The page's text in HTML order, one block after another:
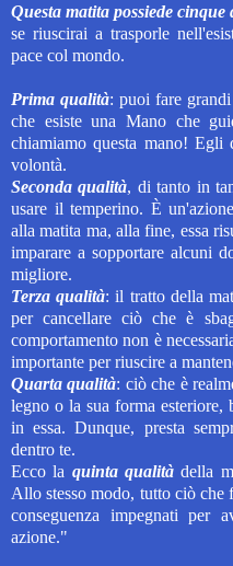
Questa matita possiede cinque
se riuscirai a trasporle
pace col mondo.
Prima qualità: puoi fare
che esiste una Mano che
chiamiamo questa mano! Egli
volontà.
Seconda qualità, di tanto in
usare il temperino. È
alla matita ma, alla fine, essa
imparare a sopportare alcuni
migliore.
Terza qualità: il tratto della
per cancellare ciò che è
comportamento non è
importante per riuscire a
Quarta qualità: ciò che è
legno o la sua forma esteriore,
in essa. Dunque, presta
dentro te.
Ecco la quinta qualitàdella
Allo stesso modo, tutto ciò che
conseguenza impegnati per
azione."